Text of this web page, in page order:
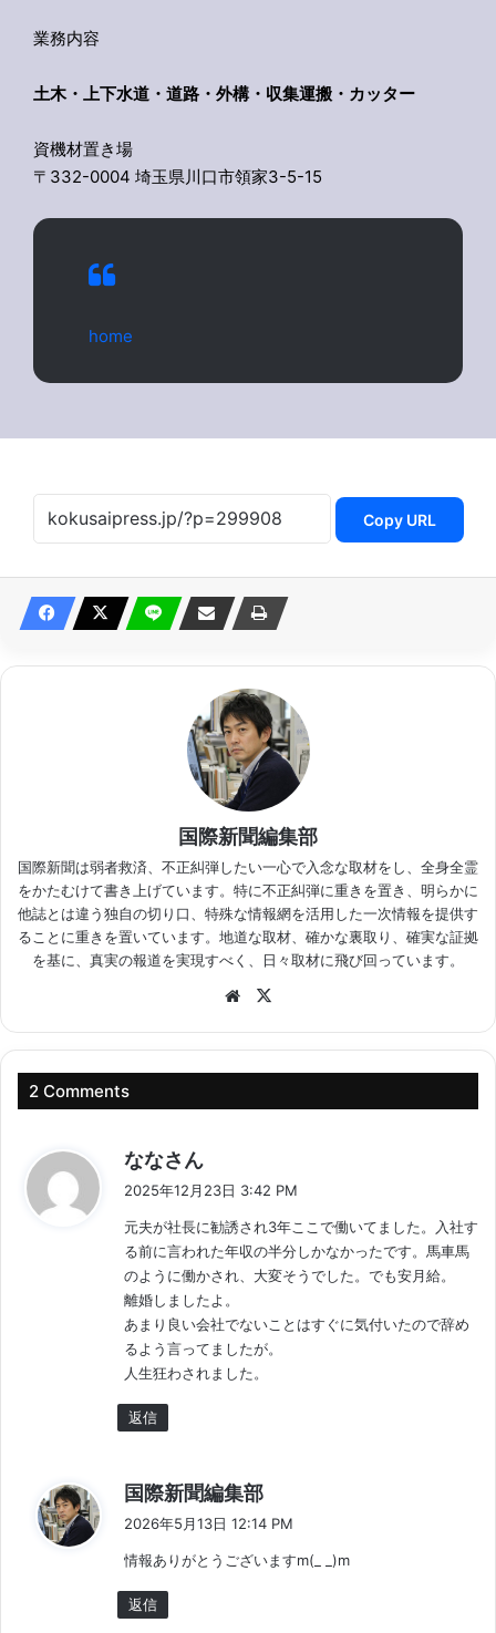
業務内容
土木・上下水道・道路・外構・収集運搬・カッター
資機材置き場
〒332-0004 埼玉県川口市領家3-5-15
home
Copy URL
国際新聞編集部
国際新聞は弱者救済、不正糾弾したい一心で入念な取材をし、全身全霊
をかたむけて書き上げています。特に不正糾弾に重きを置き、明らかに
他誌とは違う独自の切り口、特殊な情報網を活用した一次情報を提供す
ることに重きを置いています。地道な取材、確かな裏取り、確実な証拠
を基に、真実の報道を実現すべく、日々取材に飛び回っています。
Website
2 Comments
ななさん
2025年12月23日 3:42 PM
元夫が社長に勧誘され3年ここで働いてました。入社す
る前に言われた年収の半分しかなかったです。馬車馬
のように働かされ、大変そうでした。でも安月給。
離婚しましたよ。
あまり良い会社でないことはすぐに気付いたので辞め
るよう言ってましたが。
人生狂わされました。
返信
国際新聞編集部
2026年5月13日 12:14 PM
情報ありがとうございますm(_ _)m
返信